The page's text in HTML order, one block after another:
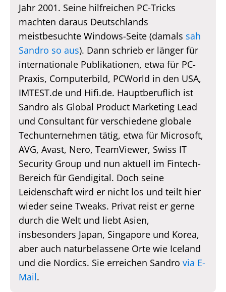
Jahr 2001. Seine hilfreichen PC-Tricks
machten daraus Deutschlands
meistbesuchte Windows-Seite (damals sah
Sandro so aus). Dann schrieb er länger für
internationale Publikationen, etwa für PC-
Praxis, Computerbild, PCWorld in den USA,
IMTEST.de und Hifi.de. Hauptberuflich ist
Sandro als Global Product Marketing Lead
und Consultant für verschiedene globale
Techunternehmen tätig, etwa für Microsoft,
AVG, Avast, Nero, TeamViewer, Swiss IT
Security Group und nun aktuell im Fintech-
Bereich für Gendigital. Doch seine
Leidenschaft wird er nicht los und teilt hier
wieder seine Tweaks. Privat reist er gerne
durch die Welt und liebt Asien,
insbesonders Japan, Singapore und Korea,
aber auch naturbelassene Orte wie Iceland
und die Nordics. Sie erreichen Sandro via E-
Mail.